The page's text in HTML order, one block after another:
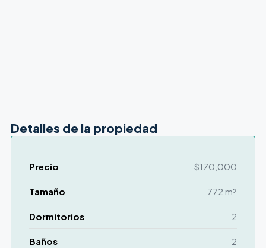
Detalles de la propiedad
Precio $170,000
Tamaño 772 m²
Dormitorios 2
Baños 2